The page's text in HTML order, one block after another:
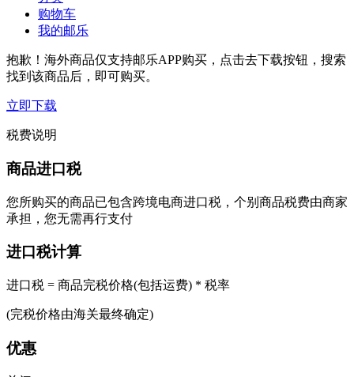
购物车
我的邮乐
抱歉！海外商品仅支持邮乐APP购买，点击去下载按钮，搜索
找到该商品后，即可购买。
立即下载
税费说明
商品进口税
您所购买的商品已包含跨境电商进口税，个别商品税费由商家
承担，您无需再行支付
进口税计算
进口税 = 商品完税价格(包括运费) * 税率
(完税价格由海关最终确定)
优惠